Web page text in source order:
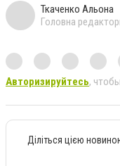
Ткаченко Альона
Головна
Авторизируйтесь,
Діліться цією